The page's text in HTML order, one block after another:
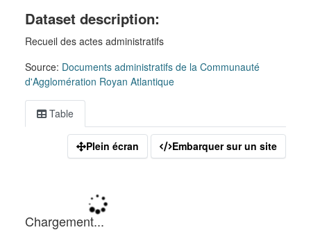
Dataset description:
Recueil des actes administratifs
Source: Documents administratifs de la Communauté
d'Agglomération Royan Atlantique
Table
Plein écran Embarquer sur un site